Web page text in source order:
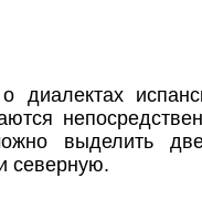
диалектах
выделить
северную.